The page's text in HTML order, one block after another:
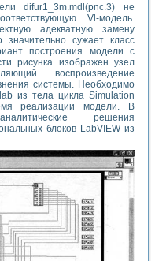
difur1_3m.mdl(pnc.3) не
Vl-модель.
адекватную замену
значительно сужает класс
построения модели с
рисунка изображен узел
воспроизведение
системы. Необходимо
из тела цикла Simulation
реализации модели. В
решения
блоков LabVIEW из